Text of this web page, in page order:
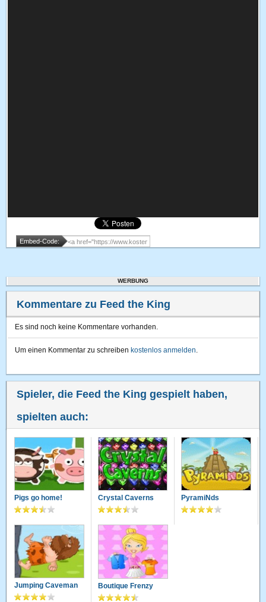
Embed-Code:
WERBUNG
Kommentare zu Feed the King
Es sind noch keine Kommentare vorhanden.
Um einen Kommentar zu schreiben kostenlos anmelden.
Spieler, die Feed the King gespielt haben,
spielten auch:
Pigs go home! Crystal Caverns PyramiNds
Jumping Caveman Boutique Frenzy